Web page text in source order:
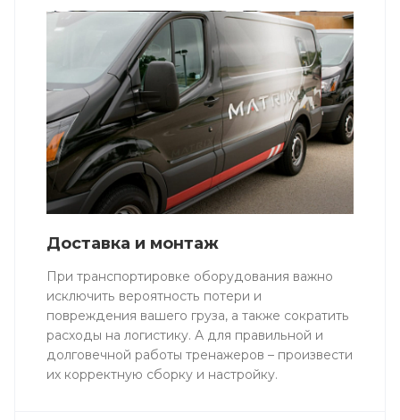
Доставка и монтаж
При транспортировке оборудования важно
исключить вероятность потери и
повреждения вашего груза, а также сократить
расходы на логистику. А для правильной и
долговечной работы тренажеров – произвести
их корректную сборку и настройку.